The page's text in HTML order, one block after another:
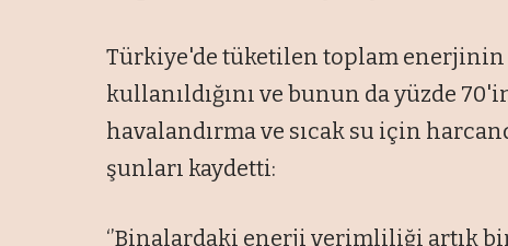
Türkiye'de tüketilen toplam enerjinin
kullanıldığını ve bunun da yüzde
havalandırma ve sıcak su için
şunları kaydetti:
‘’Binalardaki enerji verimliliği artık